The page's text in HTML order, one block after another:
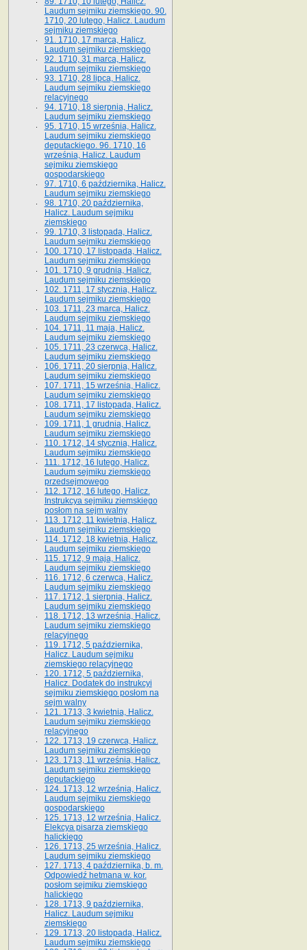
Laudum sejmiku ziemskiego. 90.
1710, 20 lutego, Halicz. Laudum
sejmiku ziemskiego
91. 1710, 17 marca, Halicz.
Laudum sejmiku ziemskiego
92. 1710, 31 marca, Halicz.
Laudum sejmiku ziemskiego
93. 1710, 28 lipca, Halicz.
Laudum sejmiku ziemskiego
relacyjnego
94. 1710, 18 sierpnia, Halicz.
Laudum sejmiku ziemskiego
95. 1710, 15 września, Halicz.
Laudum sejmiku ziemskiego
deputackiego. 96. 1710, 16
września, Halicz. Laudum
sejmiku ziemskiego
gospodarskiego
97. 1710, 6 października, Halicz.
Laudum sejmiku ziemskiego
98. 1710, 20 października,
Halicz. Laudum sejmiku
ziemskiego
99. 1710, 3 listopada, Halicz.
Laudum sejmiku ziemskiego
100. 1710, 17 listopada, Halicz.
Laudum sejmiku ziemskiego
101. 1710, 9 grudnia, Halicz.
Laudum sejmiku ziemskiego
102. 1711, 17 stycznia, Halicz.
Laudum sejmiku ziemskiego
103. 1711, 23 marca, Halicz.
Laudum sejmiku ziemskiego
104. 1711, 11 maja, Halicz.
Laudum sejmiku ziemskiego
105. 1711, 23 czerwca, Halicz.
Laudum sejmiku ziemskiego
106. 1711, 20 sierpnia, Halicz.
Laudum sejmiku ziemskiego
107. 1711, 15 września, Halicz.
Laudum sejmiku ziemskiego
108. 1711, 17 listopada, Halicz.
Laudum sejmiku ziemskiego
109. 1711, 1 grudnia, Halicz.
Laudum sejmiku ziemskiego
110. 1712, 14 stycznia, Halicz.
Laudum sejmiku ziemskiego
111. 1712, 16 lutego, Halicz.
Laudum sejmiku ziemskiego
przedsejmowego
112. 1712, 16 lutego, Halicz.
Instrukcya sejmiku ziemskiego
posłom na sejm walny
113. 1712, 11 kwietnia, Halicz.
Laudum sejmiku ziemskiego
114. 1712, 18 kwietnia, Halicz.
Laudum sejmiku ziemskiego
115. 1712, 9 maja, Halicz.
Laudum sejmiku ziemskiego
116. 1712, 6 czerwca, Halicz.
Laudum sejmiku ziemskiego
117. 1712, 1 sierpnia, Halicz.
Laudum sejmiku ziemskiego
118. 1712, 13 września, Halicz.
Laudum sejmiku ziemskiego
relacyjnego
119. 1712, 5 października,
Halicz. Laudum sejmiku
ziemskiego relacyjnego
120. 1712, 5 października,
Halicz. Dodatek do instrukcyi
sejmiku ziemskiego posłom na
sejm walny
121. 1713, 3 kwietnia, Halicz.
Laudum sejmiku ziemskiego
relacyjnego
122. 1713, 19 czerwca, Halicz.
Laudum sejmiku ziemskiego
123. 1713, 11 września, Halicz.
Laudum sejmiku ziemskiego
deputackiego
124. 1713, 12 września, Halicz.
Laudum sejmiku ziemskiego
gospodarskiego
125. 1713, 12 września, Halicz.
Elekcya pisarza ziemskiego
halickiego
126. 1713, 25 września, Halicz.
Laudum sejmiku ziemskiego
127. 1713, 4 października, b. m.
Odpowiedź hetmana w. kor.
posłom sejmiku ziemskiego
halickiego
128. 1713, 9 października,
Halicz. Laudum sejmiku
ziemskiego
129. 1713, 20 listopada, Halicz.
Laudum sejmiku ziemskiego